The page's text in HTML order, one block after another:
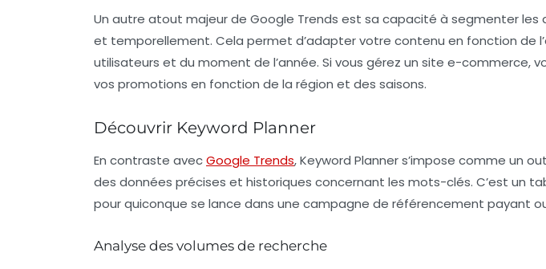
Un autre atout majeur de Google Trends est sa capacité à segmenter
et temporellement. Cela permet d’adapter votre contenu en fonction de
utilisateurs et du moment de l’année. Si vous gérez un site e-commerce,
vos promotions en fonction de la région et des saisons.
Découvrir Keyword Planner
En contraste avecGoogle Trends,Keyword Planners’impose comme un
des données précises et historiques concernant les mots-clés. C’est un
pour quiconque se lance dans une campagne de référencement payant
Analyse des volumes de recherche